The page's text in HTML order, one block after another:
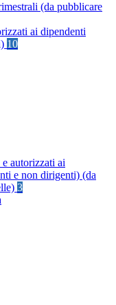
(da pubblicare
ai dipendenti
10
autorizzati ai
e non dirigenti) (da
3